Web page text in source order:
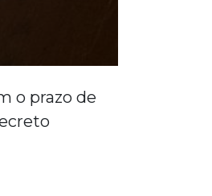
o prazo de